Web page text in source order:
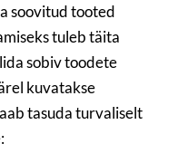
soovitud tooted
tuleb täita
sobiv toodete
kuvatakse
tasuda turvaliselt